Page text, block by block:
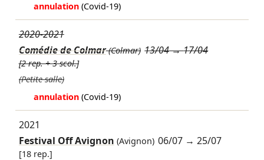
annulation (Covid-19)
2020-2021
Comédie de Colmar(Colmar) 13/04→17/04
[2 rep. + 3 scol.]
(Petite salle)
annulation (Covid-19)
2021
Festival Off Avignon (Avignon) 06/07 →25/07
[18 rep.]